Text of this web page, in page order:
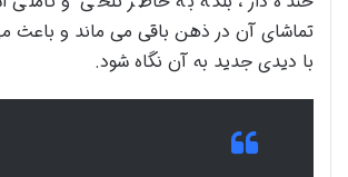
تماشای آن در ذهن باقی می ماند و باعث
با دیدی جدید به آن نگاه شود.